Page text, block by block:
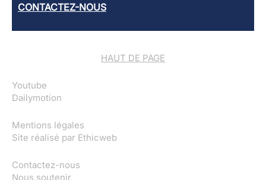
CONTACTEZ-NOUS
HAUT DE PAGE
Youtube
Dailymotion
Mentions légales
Site réalisé par Ethicweb
Contactez-nous
Nous soutenir